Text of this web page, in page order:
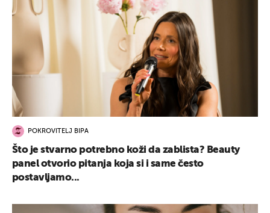
POKROVITELJ BIPA
Što je stvarno potrebno koži da zablista? Beauty
panel otvorio pitanja koja si i same često
postavljamo...